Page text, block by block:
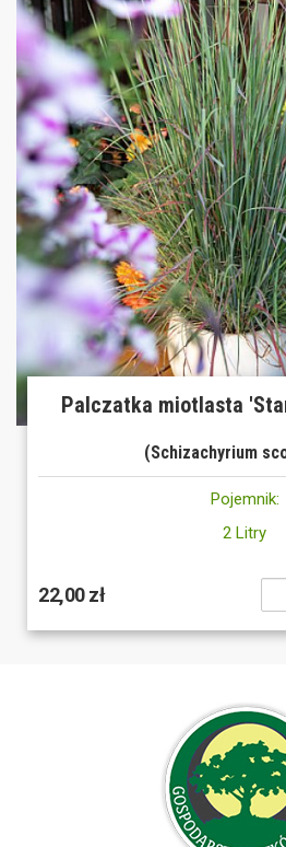
Palczatka miotlasta
(Schizachyrium
Pojemnik:
2 Litry
22,00 zł